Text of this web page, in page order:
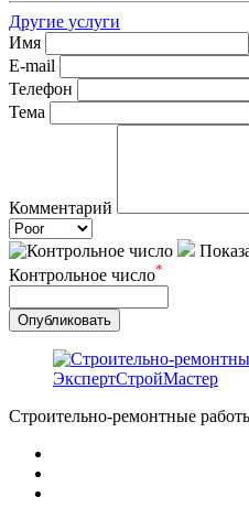
Другие услуги
Имя
E-mail
Телефон
Тема
Комментарий
Контрольное число*
Опубликовать
Строительно-ремонтные